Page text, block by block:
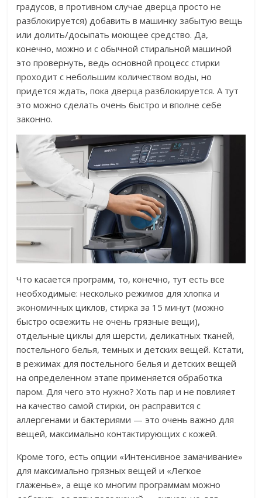
градусов, в противном случае дверца просто не
разблокируется) добавить в машинку забытую вещь
или долить/досыпать моющее средство. Да,
конечно, можно и с обычной стиральной машиной
это провернуть, ведь основной процесс стирки
проходит с небольшим количеством воды, но
придется ждать, пока дверца разблокируется. А тут
это можно сделать очень быстро и вполне себе
законно.
Что касается программ, то, конечно, тут есть все
необходимые: несколько режимов для хлопка и
экономичных циклов, стирка за 15 минут (можно
быстро освежить не очень грязные вещи),
отдельные циклы для шерсти, деликатных тканей,
постельного белья, темных и детских вещей. Кстати,
в режимах для постельного белья и детских вещей
на определенном этапе применяется обработка
паром. Для чего это нужно? Хоть пар и не повлияет
на качество самой стирки, он расправится с
аллергенами и бактериями — это очень важно для
вещей, максимально контактирующих с кожей.
Кроме того, есть опции «Интенсивное замачивание»
для максимально грязных вещей и «Легкое
глаженье», а еще ко многим программам можно